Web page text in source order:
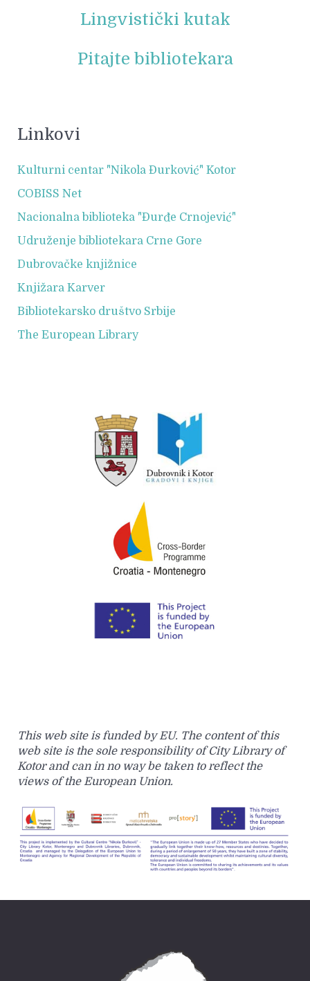
Lingvistički kutak
Pitajte bibliotekara
Linkovi
Kulturni centar "Nikola Đurković" Kotor
COBISS Net
Nacionalna biblioteka "Đurđe Crnojević"
Udruženje bibliotekara Crne Gore
Dubrovačke knjižnice
Knjižara Karver
Bibliotekarsko društvo Srbije
The European Library
This web site is funded by EU. The content of this
web site is the sole responsibility of City Library of
Kotor and can in no way be taken to reflect the
views of the European Union.